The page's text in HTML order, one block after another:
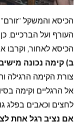
הכיסא והמשקל
העורף ועל הברכיים.
הכיסא לאחור, וקרבו
ב) קימה נכונה
צורת הקימה הרגילה
אל הרגליים וקימה
לחצים וכאבים בפלג
אם נציב רגל אחת